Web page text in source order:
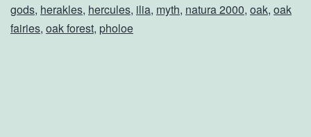
gods, herakles, hercules, ilia, myth, natura 2000, oak, oak
fairies, oak forest, pholoe